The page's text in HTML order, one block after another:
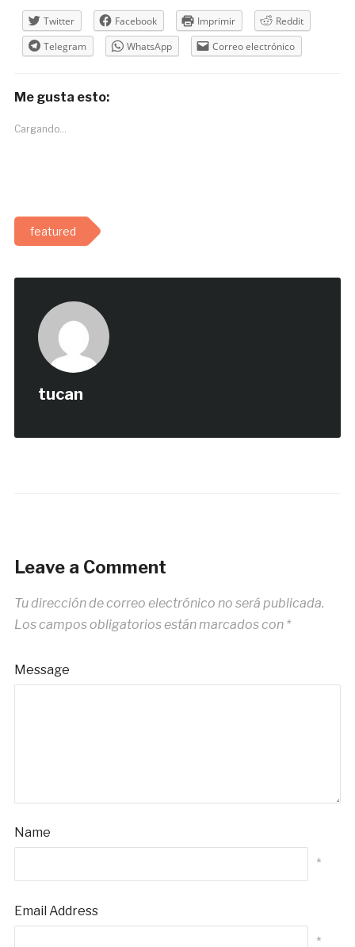
Twitter Facebook Imprimir
Reddit
Telegram
WhatsApp Correo electrónico
Me gusta esto:
Cargando...
featured
tucan
Leave a Comment
Tu dirección de correo electrónico no será publicada.
Los campos obligatorios están marcados con *
Message
Name
*
Email Address
*